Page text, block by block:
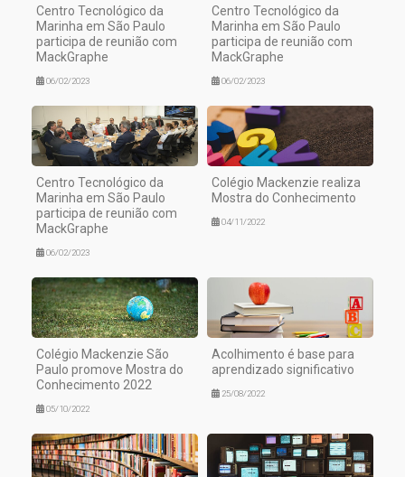
Centro Tecnológico da
Marinha em São Paulo
participa de reunião com
MackGraphe
06/02/2023
Centro Tecnológico da
Marinha em São Paulo
participa de reunião com
MackGraphe
06/02/2023
Centro Tecnológico da
Marinha em São Paulo
participa de reunião com
MackGraphe
06/02/2023
Colégio Mackenzie realiza
Mostra do Conhecimento
04/11/2022
Colégio Mackenzie São
Paulo promove Mostra do
Conhecimento 2022
05/10/2022
Acolhimento é base para
aprendizado significativo
25/08/2022